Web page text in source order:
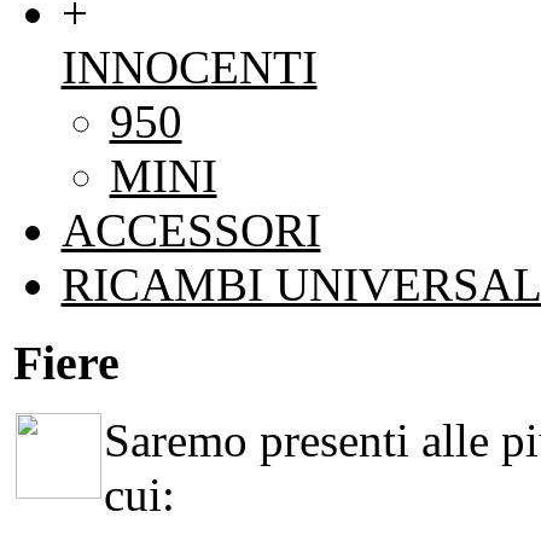
+
INNOCENTI
950
MINI
ACCESSORI
RICAMBI
Fiere
Saremo presenti alle
cui: